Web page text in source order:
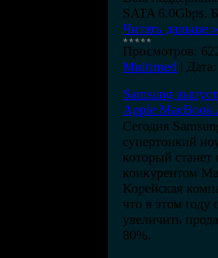
SATA 6.0Gbps.
Читать дальше »
Просмотров:
Multimed | Дата:
Samsung
Apple MacBook
Сегодня
супертонкий
который
конкурентом
Корейская
что в этом году
увеличить
80%.